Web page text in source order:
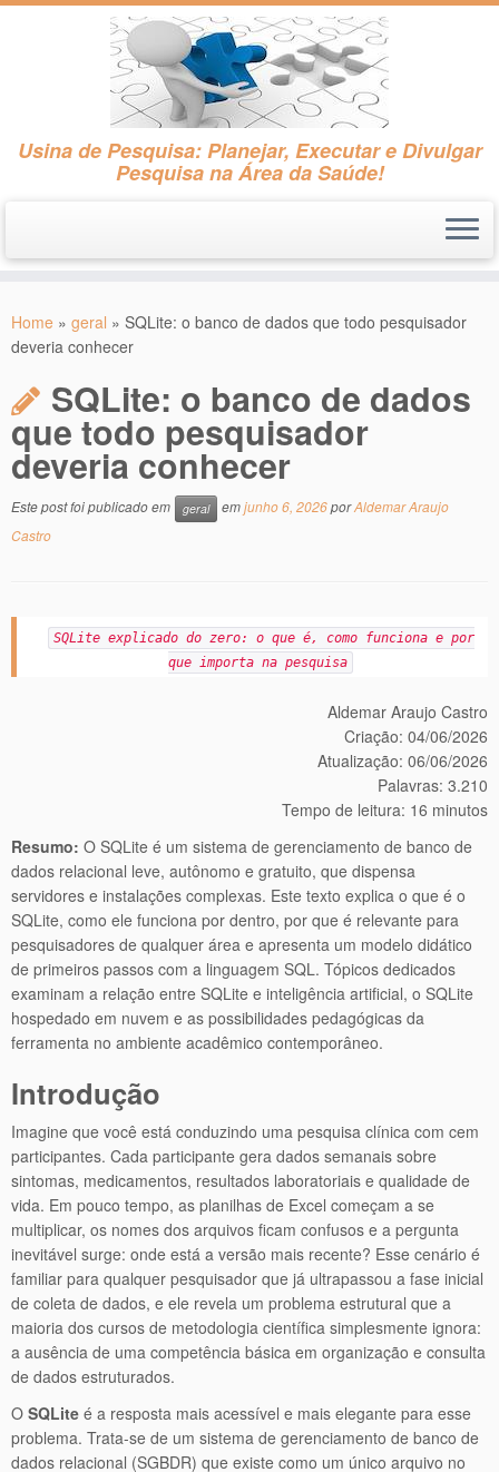
content
Usina de Pesquisa: Planejar, Executar e Divulgar
Pesquisa na Área da Saúde!
Home » geral » SQLite: o banco de dados que todo pesquisador
deveria conhecer
SQLite: o banco de dados
que todo pesquisador
deveria conhecer
Este post foi publicado em geral emjunho 6, 2026porAldemar Araujo
Castro
SQLite explicado do zero: o que é, como funciona e por
que importa na pesquisa
Aldemar Araujo Castro
Criação: 04/06/2026
Atualização: 06/06/2026
Palavras: 3.210
Tempo de leitura: 16 minutos
Resumo: O SQLite é um sistema de gerenciamento de banco de
dados relacional leve, autônomo e gratuito, que dispensa
servidores e instalações complexas. Este texto explica o que é o
SQLite, como ele funciona por dentro, por que é relevante para
pesquisadores de qualquer área e apresenta um modelo didático
de primeiros passos com a linguagem SQL. Tópicos dedicados
examinam a relação entre SQLite e inteligência artificial, o SQLite
hospedado em nuvem e as possibilidades pedagógicas da
ferramenta no ambiente acadêmico contemporâneo.
Introdução
Imagine que você está conduzindo uma pesquisa clínica com cem
participantes. Cada participante gera dados semanais sobre
sintomas, medicamentos, resultados laboratoriais e qualidade de
vida. Em pouco tempo, as planilhas de Excel começam a se
multiplicar, os nomes dos arquivos ficam confusos e a pergunta
inevitável surge: onde está a versão mais recente? Esse cenário é
familiar para qualquer pesquisador que já ultrapassou a fase inicial
de coleta de dados, e ele revela um problema estrutural que a
maioria dos cursos de metodologia científica simplesmente ignora:
a ausência de uma competência básica em organização e consulta
de dados estruturados.
O SQLite é a resposta mais acessível e mais elegante para esse
problema. Trata-se de um sistema de gerenciamento de banco de
dados relacional (SGBDR) que existe como um único arquivo no